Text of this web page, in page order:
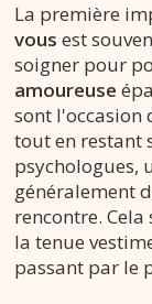
La première
vous est
soigner pour
amoureuse
sont l'occasion
tout en restant
psychologues,
généralement
rencontre.
la tenue
passant par le